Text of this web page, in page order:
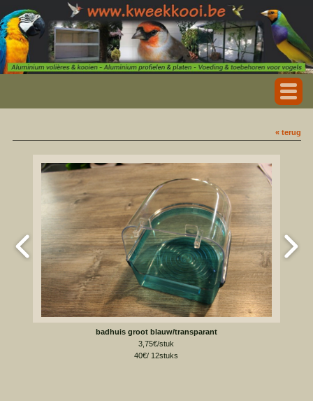
« terug
badhuis groot blauw/transparant
3,75€/stuk
40€/ 12stuks